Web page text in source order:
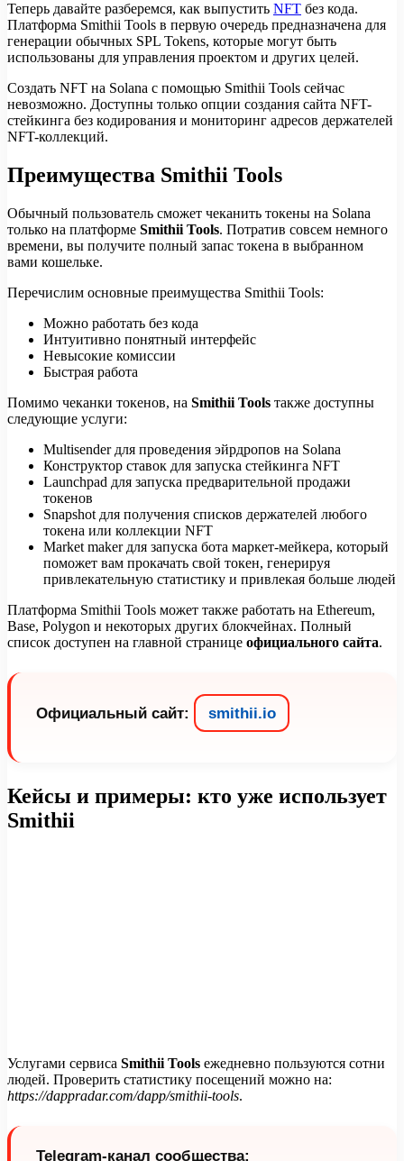
Теперь давайте разберемся, как выпустить NFT без кода.
Платформа Smithii Tools в первую очередь предназначена для
генерации обычных SPL Tokens, которые могут быть
использованы для управления проектом и других целей.
Создать NFT на Solana с помощью Smithii Tools сейчас
невозможно. Доступны только опции создания сайта NFT-
стейкинга без кодирования и мониторинг адресов держателей
NFT-коллекций.
Преимущества Smithii Tools
Обычный пользователь сможет чеканить токены на Solana
только на платформе Smithii Tools. Потратив совсем немного
времени, вы получите полный запас токена в выбранном
вами кошельке.
Перечислим основные преимущества Smithii Tools:
Можно работать без кода
Интуитивно понятный интерфейс
Невысокие комиссии
Быстрая работа
Помимо чеканки токенов, на Smithii Tools также доступны
следующие услуги:
Multisender для проведения эйрдропов на Solana
Конструктор ставок для запуска стейкинга NFT
Launchpad для запуска предварительной продажи
токенов
Snapshot для получения списков держателей любого
токена или коллекции NFT
Market maker для запуска бота маркет-мейкера, который
поможет вам прокачать свой токен, генерируя
привлекательную статистику и привлекая больше людей
Платформа Smithii Tools может также работать на Ethereum,
Base, Polygon и некоторых других блокчейнах. Полный
список доступен на главной странице официального сайта.
Официальный сайт: smithii.io
Кейсы и примеры: кто уже использует
Smithii
Услугами сервиса Smithii Tools ежедневно пользуются сотни
людей. Проверить статистику посещений можно на:
https://dappradar.com/dapp/smithii-tools.
Telegram-канал сообщества: